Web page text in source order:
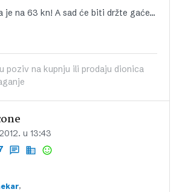
je na 63 kn! A sad će biti držte gaće…
poziv na kupnju ili prodaju dionica
u 13:43
,